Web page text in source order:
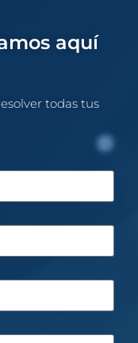
aquí
todas tus